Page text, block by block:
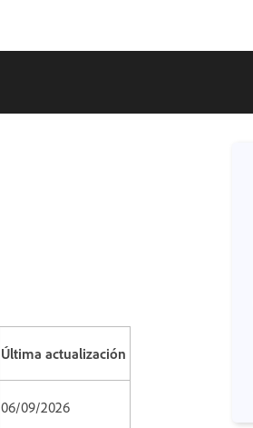
Última actualización
06/09/2026